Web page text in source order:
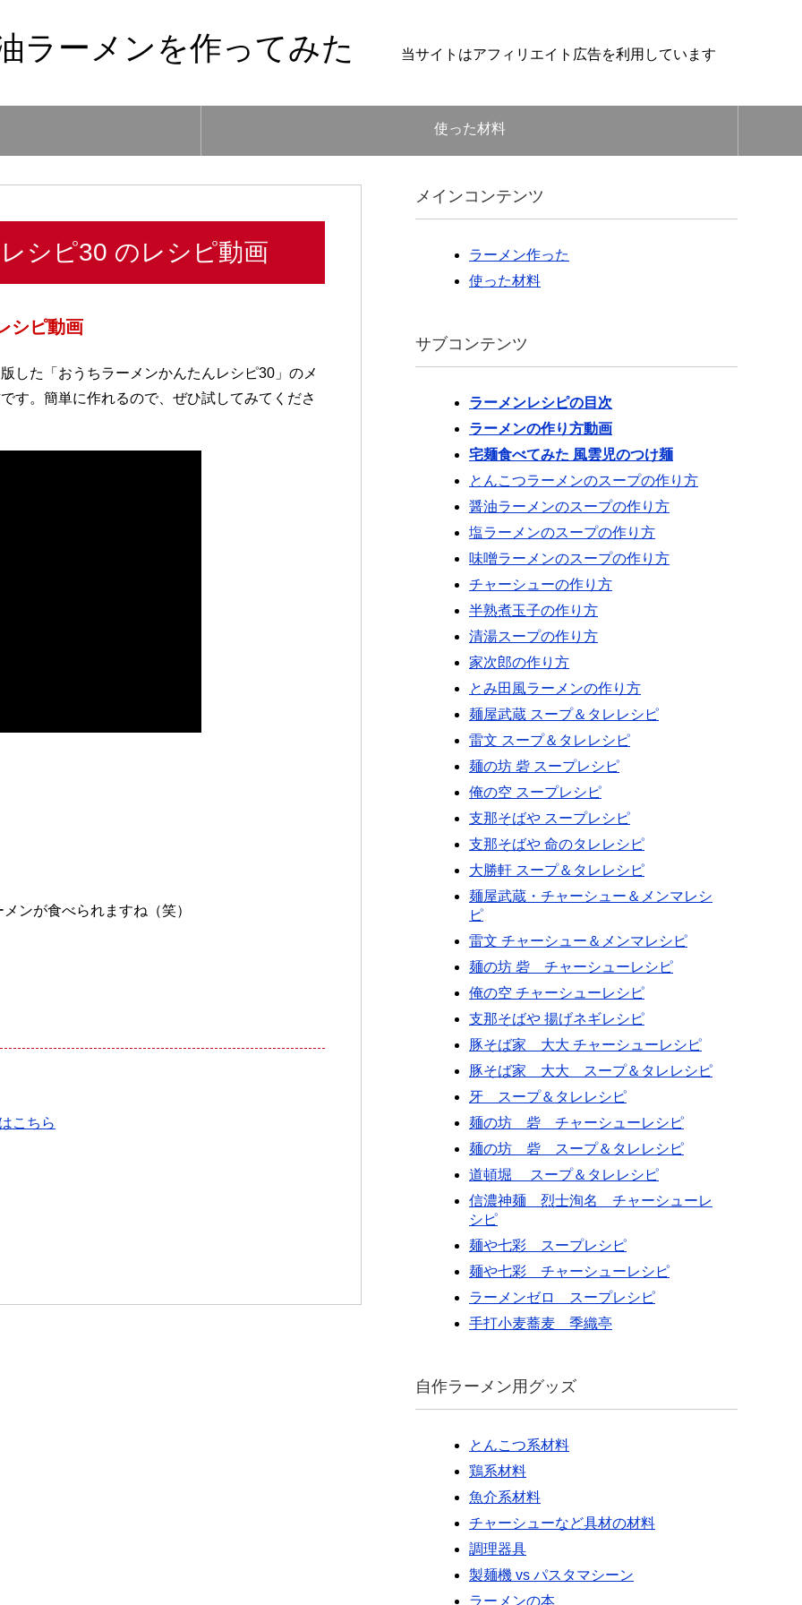
ラーメンを作ってみた 当サイトはアフィリエイト広告を利用しています
使った材料
シピ30 のレシピ動画
シピ動画
した「おうちラーメンかんたんレシピ30」のメ
す。簡単に作れるので、ぜひ試してみてくださ
ンが食べられますね（笑）
こちら
メインコンテンツ
ラーメン作った
使った材料
サブコンテンツ
ラーメンレシピの目次
ラーメンの作り方動画
宅麺食べてみた 風雲児のつけ麺
とんこつラーメンのスープの作り方
醤油ラーメンのスープの作り方
塩ラーメンのスープの作り方
味噌ラーメンのスープの作り方
チャーシューの作り方
半熟煮玉子の作り方
清湯スープの作り方
家次郎の作り方
とみ田風ラーメンの作り方
麺屋武蔵 スープ＆タレレシピ
雷文 スープ＆タレレシピ
麺の坊 砦 スープレシピ
俺の空 スープレシピ
支那そばや スープレシピ
支那そばや 命のタレレシピ
大勝軒 スープ＆タレレシピ
麺屋武蔵・チャーシュー＆メンマレシ
ピ
雷文 チャーシュー＆メンマレシピ
麺の坊 砦 チャーシューレシピ
俺の空 チャーシューレシピ
支那そばや 揚げネギレシピ
豚そば家 大大 チャーシューレシピ
豚そば家 大大 スープ＆タレレシピ
牙 スープ＆タレレシピ
麺の坊 砦 チャーシューレシピ
麺の坊 砦 スープ＆タレレシピ
道頓堀 スープ＆タレレシピ
信濃神麺 烈士洵名 チャーシューレ
シピ
麺や七彩 スープレシピ
麺や七彩 チャーシューレシピ
ラーメンゼロ スープレシピ
手打小麦蕎麦 季織亭
自作ラーメン用グッズ
とんこつ系材料
鶏系材料
魚介系材料
チャーシューなど具材の材料
調理器具
製麺機 vs パスタマシーン
ラーメンの本